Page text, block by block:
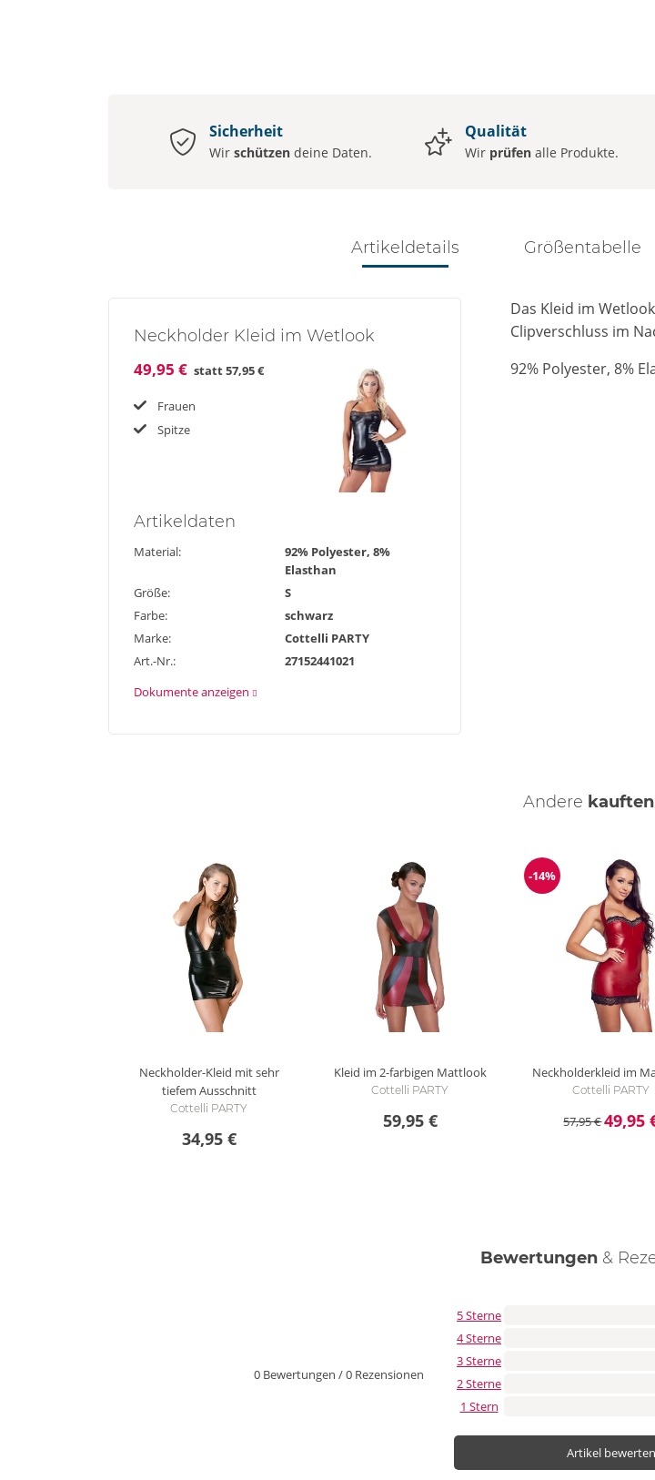
Sicherheit
Wir schützen deine Daten.
Qualität
Wir prüfen alle Produkte.
Artikeldetails Größentabelle
Neckholder Kleid im Wetlook
49,95 € statt57,95 €
Frauen
Spitze
Artikeldaten
Material:
92% Polyester, 8%
Elasthan
Größe:
S
Farbe:
schwarz
Marke:
Cottelli PARTY
Art.-Nr.:
27152441021
Dokumente anzeigen
Das Kleid im
Clipverschluss im
92% Polyester, 8%
Andere
Neckholder-Kleid mit sehr
tiefem Ausschnitt
Cottelli PARTY
34,95 €
Kleid im 2-farbigen Mattlook
Cottelli PARTY
59,95 €
Reduzierung
-14%
Neckholderkleid im
Cottelli PARTY
57,95 €49,95
Bewertungen &
0 Bewertungen /0 Rezensionen
5 Sterne
4 Sterne
3 Sterne
2 Sterne
1 Stern
Artikel bewerten